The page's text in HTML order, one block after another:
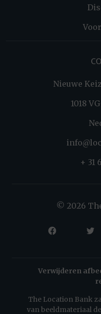
Nieuwe
1018
+ 31
© 2026
Verwijderen
The Location Bank
van beeldmateriaal